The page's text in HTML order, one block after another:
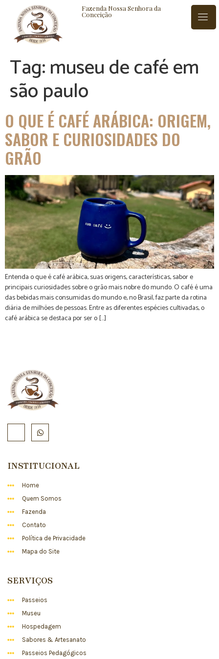
Fazenda Nossa Senhora da
Conceição
BLOG CONTATO
Tag:museu de café em
são paulo
O QUE É CAFÉ ARÁBICA: ORIGEM,
SABOR E CURIOSIDADES DO
GRÃO
Entenda o que é café arábica, suas origens, características, sabor e
principais curiosidades sobre o grão mais nobre do mundo. O café é uma
das bebidas mais consumidas do mundo e, no Brasil, faz parte da rotina
diária de milhões de pessoas. Entre as diferentes espécies cultivadas, o
café arábica se destaca por ser o […]
INSTITUCIONAL
Home
Quem Somos
Fazenda
Contato
Política de Privacidade
Mapa do Site
SERVIÇOS
Passeios
Museu
Hospedagem
Sabores & Artesanato
Passeios Pedagógicos